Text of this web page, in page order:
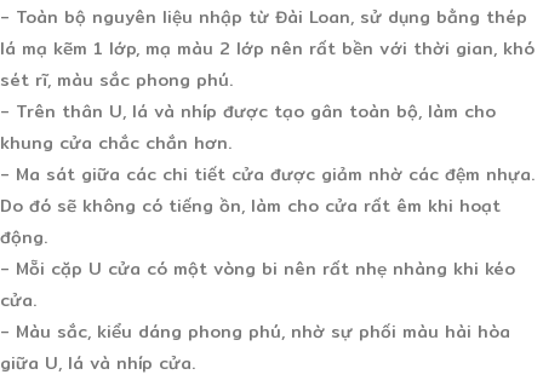
- Toàn bộ nguyên liệu nhập từ Đài Loan, sử dụng bằng thép
lá mạ kẽm 1 lớp, mạ màu 2 lớp nên rất bền với thời gian, khó
sét rĩ, màu sắc phong phú.
- Trên thân U, lá và nhíp được tạo gân toàn bộ, làm cho
khung cửa chắc chắn hơn.
- Ma sát giữa các chi tiết cửa được giảm nhờ các đệm nhựa.
Do đó sẽ không có tiếng ồn, làm cho cửa rất êm khi hoạt
động.
- Mỗi cặp U cửa có một vòng bi nên rất nhẹ nhàng khi kéo
cửa.
- Màu sắc, kiểu dáng phong phú, nhờ sự phối màu hài hòa
giữa U, lá và nhíp cửa.